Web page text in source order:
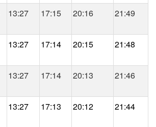
13:27 17:15 20:16 21:49
13:27 17:14 20:15 21:48
13:27 17:14 20:13 21:46
13:27 17:13 20:12 21:44